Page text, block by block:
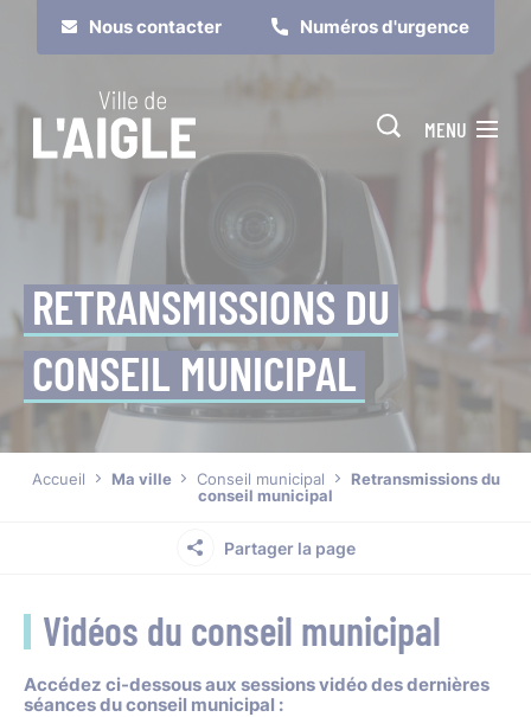
Nous contacter Numéros d'urgence
Je suis Je participe
MENU
RETRANSMISSIONS DU
CONSEIL MUNICIPAL
Accueil Ma ville Conseil municipal
Retransmissions du
conseil municipal
Partager la page
Vidéos du conseil municipal
Accédez ci-dessous aux sessions vidéo des dernières
séances du conseil municipal :
Cookies management panel